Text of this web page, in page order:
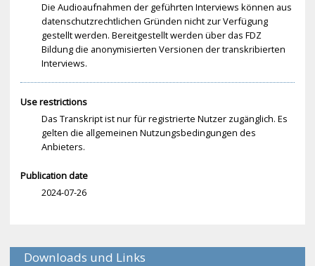
Die Audioaufnahmen der geführten Interviews können aus
datenschutzrechtlichen Gründen nicht zur Verfügung
gestellt werden. Bereitgestellt werden über das FDZ
Bildung die anonymisierten Versionen der transkribierten
Interviews.
Use restrictions
Das Transkript ist nur für registrierte Nutzer zugänglich. Es
gelten die allgemeinen Nutzungsbedingungen des
Anbieters.
Publication date
2024-07-26
Downloads und Links